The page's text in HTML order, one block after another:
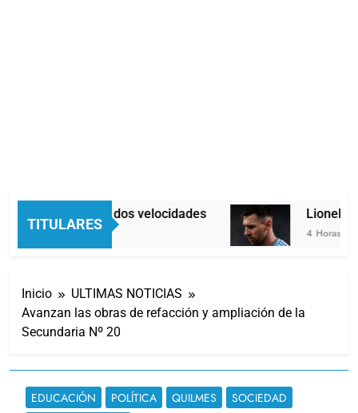
TITULARES
Economía en dos velocidades
3 Horas Atrás
Lionel
4 Horas Atrás
Inicio
ULTIMAS NOTICIAS
Avanzan las obras de refacción y ampliación de la
Secundaria Nº 20
EDUCACIÓN POLÍTICA QUILMES
SOCIEDAD